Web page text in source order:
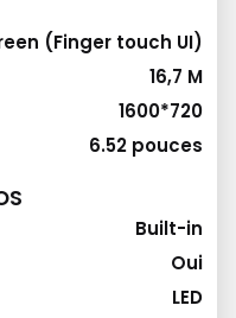
(Finger touch UI)
16,7 M
1600*720
6.52 pouces
Built-in
Oui
LED